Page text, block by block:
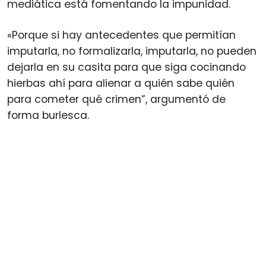
mediática está fomentando la impunidad.
«Porque si hay antecedentes que permitían
imputarla, no formalizarla, imputarla, no pueden
dejarla en su casita para que siga cocinando
hierbas ahí para alienar a quién sabe quién
para cometer qué crimen”, argumentó de
forma burlesca.